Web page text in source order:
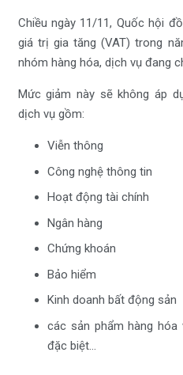
Chiều ngày 11/11, Quốc hội
giá trị gia tăng (VAT) trong
nhóm hàng hóa, dịch vụ đang
Mức giảm này sẽ không áp
dịch vụ gồm:
Viễn thông
Công nghệ thông tin
Hoạt động tài chính
Ngân hàng
Chứng khoán
Bảo hiểm
Kinh doanh bất động sản
các sản phẩm hàng
đặc biệt…